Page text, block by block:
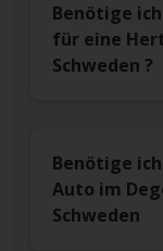
Benötige
für eine
Schweden ?
Benötige
Auto im
Schweden